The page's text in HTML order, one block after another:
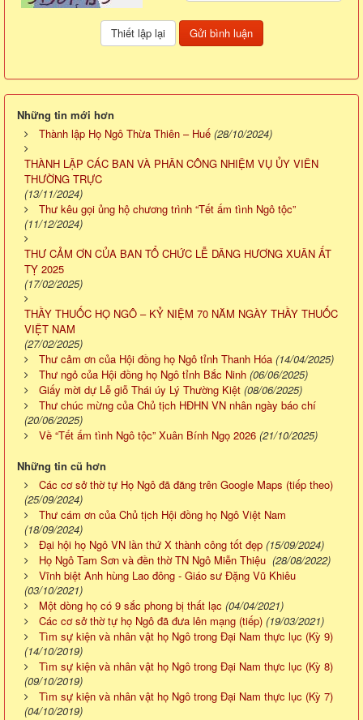
Những tin mới hơn
Thành lập Họ Ngô Thừa Thiên – Huế (28/10/2024)
THÀNH LẬP CÁC BAN VÀ PHÂN CÔNG NHIỆM VỤ ỦY VIÊN
THƯỜNG TRỰC
(13/11/2024)
Thư kêu gọi ủng hộ chương trình “Tết ấm tình Ngô tộc”
(11/12/2024)
THƯ CẢM ƠN CỦA BAN TỔ CHỨC LỄ DÂNG HƯƠNG XUÂN ẤT
TỴ 2025
(17/02/2025)
THẦY THUỐC HỌ NGÔ – KỶ NIỆM 70 NĂM NGÀY THẦY THUỐC
VIỆT NAM
(27/02/2025)
Thư cảm ơn của Hội đồng họ Ngô tỉnh Thanh Hóa (14/04/2025)
Thư ngỏ của Hội đồng họ Ngô tỉnh Bắc Ninh (06/06/2025)
Giấy mời dự Lễ giỗ Thái úy Lý Thường Kiệt (08/06/2025)
Thư chúc mừng của Chủ tịch HĐHN VN nhân ngày báo chí
(20/06/2025)
Về “Tết ấm tình Ngô tộc” Xuân Bính Ngọ 2026 (21/10/2025)
Những tin cũ hơn
Các cơ sở thờ tự Họ Ngô đã đăng trên Google Maps (tiếp theo)
(25/09/2024)
Thư cám ơn của Chủ tịch Hội đồng họ Ngô Việt Nam
(18/09/2024)
Đại hội họ Ngô VN lần thứ X thành công tốt đẹp (15/09/2024)
Họ Ngô Tam Sơn và đền thờ TN Ngô Miễn Thiệu (28/08/2022)
Vĩnh biệt Anh hùng Lao đông - Giáo sư Đặng Vũ Khiêu
(03/10/2021)
Một dòng họ có 9 sắc phong bị thất lạc (04/04/2021)
Các cơ sở thờ tự họ Ngô đã đưa lên mạng (tiếp) (19/03/2021)
Tìm sự kiện và nhân vật họ Ngô trong Đại Nam thực lục (Kỳ 9)
(14/10/2019)
Tìm sự kiện và nhân vật họ Ngô trong Đại Nam thực lục (Kỳ 8)
(09/10/2019)
Tìm sự kiện và nhân vật họ Ngô trong Đại Nam thực lục (Kỳ 7)
(04/10/2019)